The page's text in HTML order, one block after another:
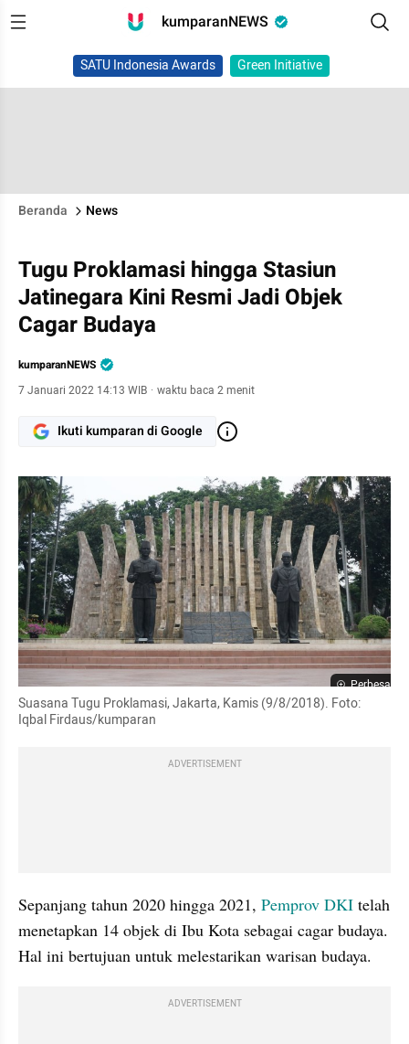
kumparanNEWS
SATU Indonesia Awards Green Initiative
Beranda News
Tugu Proklamasi hingga Stasiun
Jatinegara Kini Resmi Jadi Objek
Cagar Budaya
kumparanNEWS
7 Januari 2022 14:13 WIB · waktu baca 2 menit
Ikuti kumparan di Google
Perbesar
Suasana Tugu Proklamasi, Jakarta, Kamis (9/8/2018). Foto:
Iqbal Firdaus/kumparan
ADVERTISEMENT
Sepanjang tahun 2020 hingga 2021, Pemprov DKI telah
menetapkan 14 objek di Ibu Kota sebagai cagar budaya.
Hal ini bertujuan untuk melestarikan warisan budaya.
ADVERTISEMENT